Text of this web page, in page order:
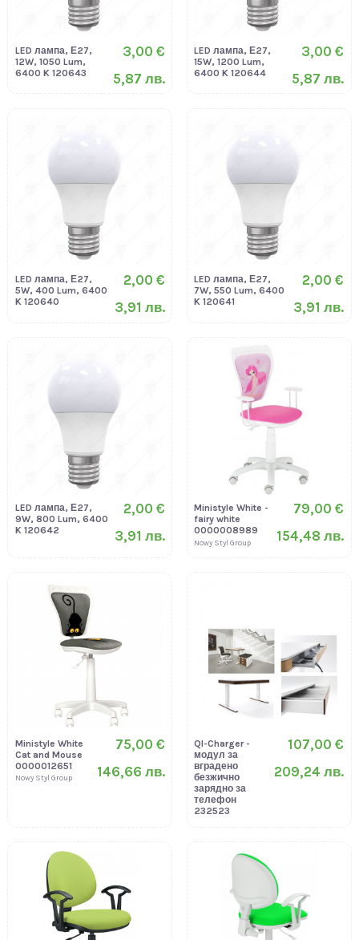
LED лампа, Е27,
12W, 1050 Lum,
6400 K 120643
3,00 €
5,87 лв.
LED лампа, Е27,
15W, 1200 Lum,
6400 K 120644
3,00 €
5,87 лв.
LED лампа, Е27,
5W, 400 Lum, 6400
K 120640
2,00 €
3,91 лв.
LED лампа, Е27,
7W, 550 Lum, 6400
K 120641
2,00 €
3,91 лв.
LED лампа, Е27,
9W, 800 Lum, 6400
K 120642
2,00 €
3,91 лв.
Ministyle White -
fairy white
0000008989
Nowy Styl Group
79,00 €
154,48 лв.
Ministyle White
Cat and Mouse
0000012651
Nowy Styl Group
75,00 €
146,66 лв.
QI-Charger -
модул за
вградено
безжично
зарядно за
телефон
232523
107,00 €
209,24 лв.